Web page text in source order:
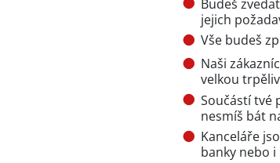
Budeš
jejich
Vše budeš
Naši
velkou
Součástí tvé
nesmíš bát
Kanceláře
banky nebo i